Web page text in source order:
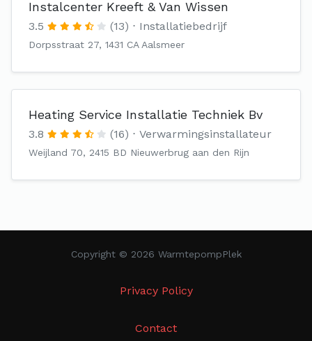
Instalcenter Kreeft & Van Wissen
3.5 (13) Installatiebedrijf
Dorpsstraat 27, 1431 CA Aalsmeer
Heating Service Installatie Techniek Bv
3.8 (16) Verwarmingsinstallateur
Weijland 70, 2415 BD Nieuwerbrug aan den Rijn
Copyright © 2026 WarmtepompPlek
Privacy Policy
Contact